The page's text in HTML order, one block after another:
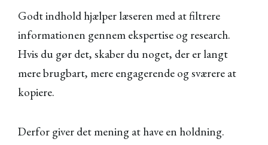
Godt indhold hjælper læseren med at filtrere
informationen gennem ekspertise og research.
Hvis du gør det, skaber du noget, der er langt
mere brugbart, mere engagerende og sværere at
kopiere.
Derfor giver det mening at have en holdning.